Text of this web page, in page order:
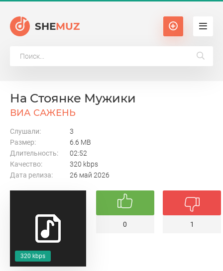
SHEMUZ
320 kbps
На Стоянке Мужики
ВИА САЖЕНЬ
Слушали:
3
Размер:
6.6 MB
Длительность:
02:52
Качество:
320 kbps
Дата релиза:
26 май 2026
0 1